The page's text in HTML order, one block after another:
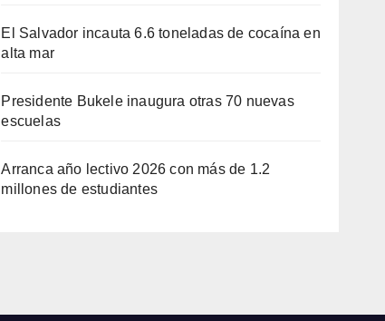
El Salvador incauta 6.6 toneladas de cocaína en
alta mar
Presidente Bukele inaugura otras 70 nuevas
escuelas
Arranca año lectivo 2026 con más de 1.2
millones de estudiantes